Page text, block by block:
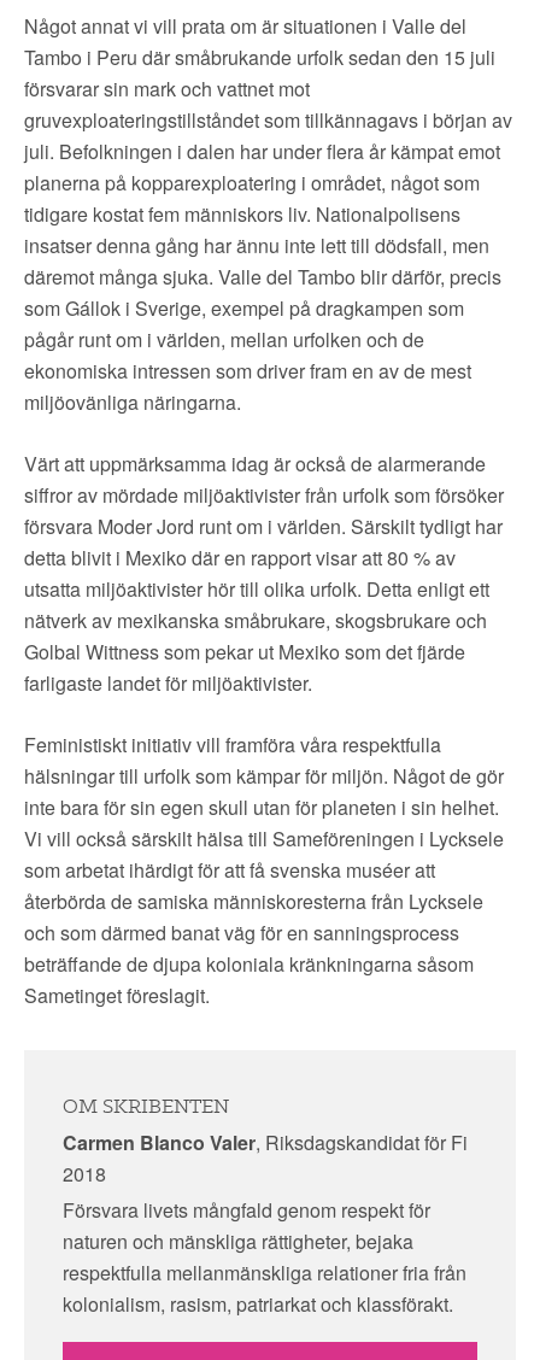
Något annat vi vill prata om är situationen i Valle del
Tambo i Peru där småbrukande urfolk sedan den 15 juli
försvarar sin mark och vattnet mot
gruvexploateringstillståndet som tillkännagavs i början av
juli. Befolkningen i dalen har under flera år kämpat emot
planerna på kopparexploatering i området, något som
tidigare kostat fem människors liv. Nationalpolisens
insatser denna gång har ännu inte lett till dödsfall, men
däremot många sjuka. Valle del Tambo blir därför, precis
som Gállok i Sverige, exempel på dragkampen som
pågår runt om i världen, mellan urfolken och de
ekonomiska intressen som driver fram en av de mest
miljöovänliga näringarna.
Värt att uppmärksamma idag är också de alarmerande
siffror av mördade miljöaktivister från urfolk som försöker
försvara Moder Jord runt om i världen. Särskilt tydligt har
detta blivit i Mexiko där en rapport visar att 80 % av
utsatta miljöaktivister hör till olika urfolk. Detta enligt ett
nätverk av mexikanska småbrukare, skogsbrukare och
Golbal Wittness som pekar ut Mexiko som det fjärde
farligaste landet för miljöaktivister.
Feministiskt initiativ vill framföra våra respektfulla
hälsningar till urfolk som kämpar för miljön. Något de gör
inte bara för sin egen skull utan för planeten i sin helhet.
Vi vill också särskilt hälsa till Sameföreningen i Lycksele
som arbetat ihärdigt för att få svenska muséer att
återbörda de samiska människoresterna från Lycksele
och som därmed banat väg för en sanningsprocess
beträffande de djupa koloniala kränkningarna såsom
Sametinget föreslagit.
OM SKRIBENTEN
Carmen Blanco Valer, Riksdagskandidat för Fi
2018
Försvara livets mångfald genom respekt för
naturen och mänskliga rättigheter, bejaka
respektfulla mellanmänskliga relationer fria från
kolonialism, rasism, patriarkat och klassförakt.